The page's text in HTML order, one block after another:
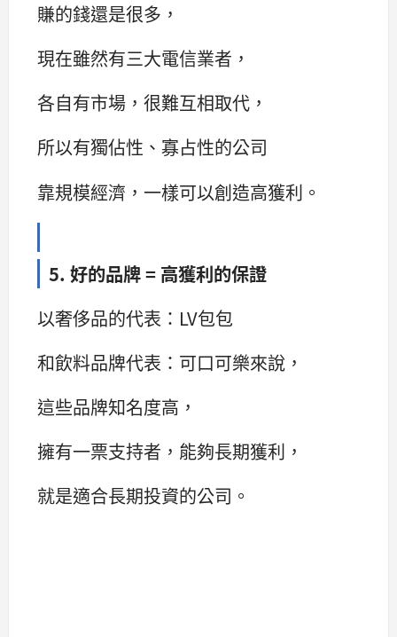
賺的錢還是很多，
現在雖然有三大電信業者，
各自有市場，很難互相取代，
所以有獨佔性、寡占性的公司
靠規模經濟，一樣可以創造高獲利。
5. 好的品牌 = 高獲利的保證
以奢侈品的代表：LV包包
和飲料品牌代表：可口可樂來說，
這些品牌知名度高，
擁有一票支持者，能夠長期獲利，
就是適合長期投資的公司。